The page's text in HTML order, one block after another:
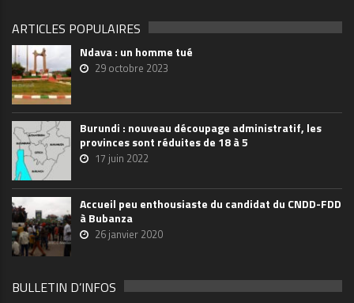
ARTICLES POPULAIRES
Ndava : un homme tué
29 octobre 2023
Burundi : nouveau découpage administratif, les
provinces sont réduites de 18 à 5
17 juin 2022
Accueil peu enthousiaste du candidat du CNDD-FDD
à Bubanza
26 janvier 2020
BULLETIN D’INFOS